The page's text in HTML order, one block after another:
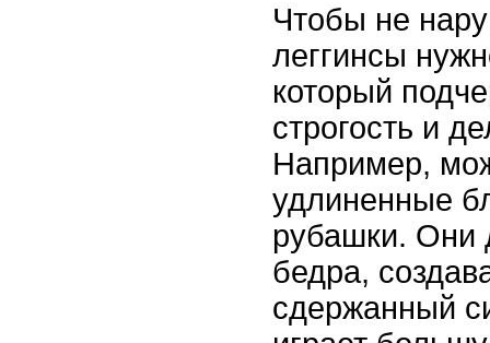
Чтобы не
леггинсы
который
строгость и
Например,
удлиненные
рубашки. Они
бедра,
сдержанный